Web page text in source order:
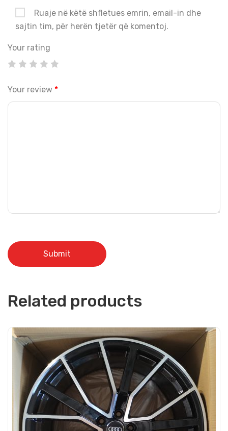
Ruaje në këtë shfletues emrin, email-in dhe
sajtin tim, për herën tjetër që komentoj.
Your rating
Your review *
Related products